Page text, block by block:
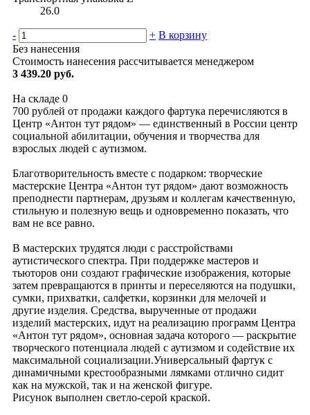
26.0
- + В корзину
Без нанесения
Стоимость нанесения рассчитывается менеджером
3 439.20 руб.
На складе 0
700 рублей от продажи каждого фартука перечисляются в
Центр «Антон тут рядом» — единственный в России центр
социальной абилитации, обучения и творчества для
взрослых людей с аутизмом.
Благотворительность вместе с подарком: творческие
мастерские Центра «Антон тут рядом» дают возможность
преподнести партнерам, друзьям и коллегам качественную,
стильную и полезную вещь и одновременно показать, что
вам не все равно.
В мастерских трудятся люди с расстройствами
аутистического спектра. При поддержке мастеров и
тьюторов они создают графические изображения, которые
затем превращаются в принты и переселяются на подушки,
сумки, прихватки, салфетки, корзинки для мелочей и
другие изделия. Средства, вырученные от продажи
изделий мастерских, идут на реализацию программ Центра
«Антон тут рядом», основная задача которого — раскрытие
творческого потенциала людей с аутизмом и содействие их
максимальной социализации.Универсальный фартук с
динамичными крестообразными лямками отлично сидит
как на мужской, так и на женской фигуре.
Рисунок выполнен светло-серой краской.